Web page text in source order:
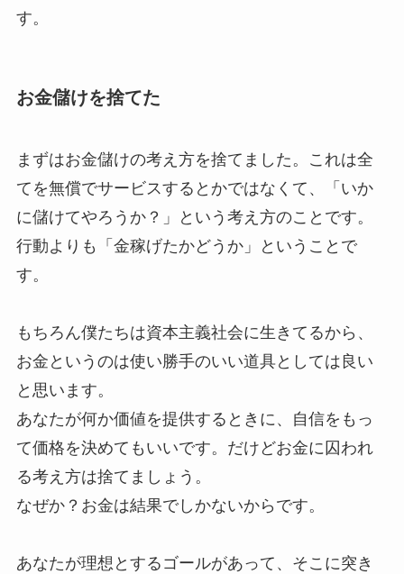
す。
お金儲けを捨てた
まずはお金儲けの考え方を捨てました。これは全
てを無償でサービスするとかではなくて、「いか
に儲けてやろうか？」という考え方のことです。
行動よりも「金稼げたかどうか」ということで
す。
もちろん僕たちは資本主義社会に生きてるから、
お金というのは使い勝手のいい道具としては良い
と思います。
あなたが何か価値を提供するときに、自信をもっ
て価格を決めてもいいです。だけどお金に囚われ
る考え方は捨てましょう。
なぜか？お金は結果でしかないからです。
あなたが理想とするゴールがあって、そこに突き